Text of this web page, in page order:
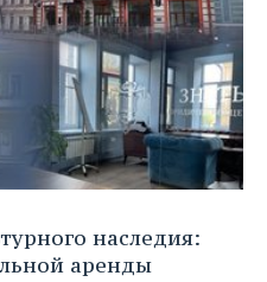
наследия:
аренды